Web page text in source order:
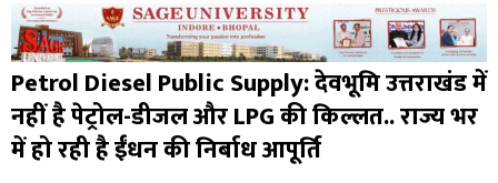
Petrol Diesel Public Supply: देवभूमि उत्तराखंड में
नहीं है पेट्रोल-डीजल और LPG की किल्लत.. राज्य भर
में हो रही है ईंधन की निर्बाध आपूर्ति